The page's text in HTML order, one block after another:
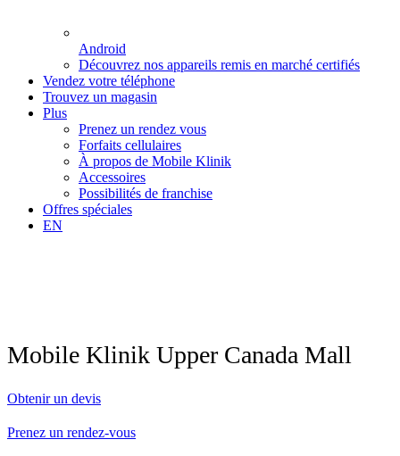
Android
Découvrez nos appareils remis en marché certifiés
Vendez votre téléphone
Trouvez un magasin
Plus
Prenez un rendez vous
Forfaits cellulaires
À propos de Mobile Klinik
Accessoires
Possibilités de franchise
Offres spéciales
EN
Mobile Klinik Upper Canada Mall
Obtenir un devis
Prenez un rendez-vous